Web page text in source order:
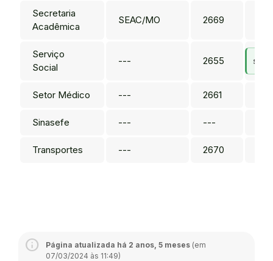
Secretaria
Acadêmica
SEAC/MO 2669
Serviço
Social
--- 2655
Setor Médico --- 2661
Sinasefe --- ---
Transportes --- 2670
Página atualizada há 2 anos, 5 meses (em
07/03/2024 às 11:49)